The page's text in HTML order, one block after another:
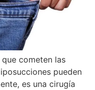
cometen las
pueden
es una cirugía